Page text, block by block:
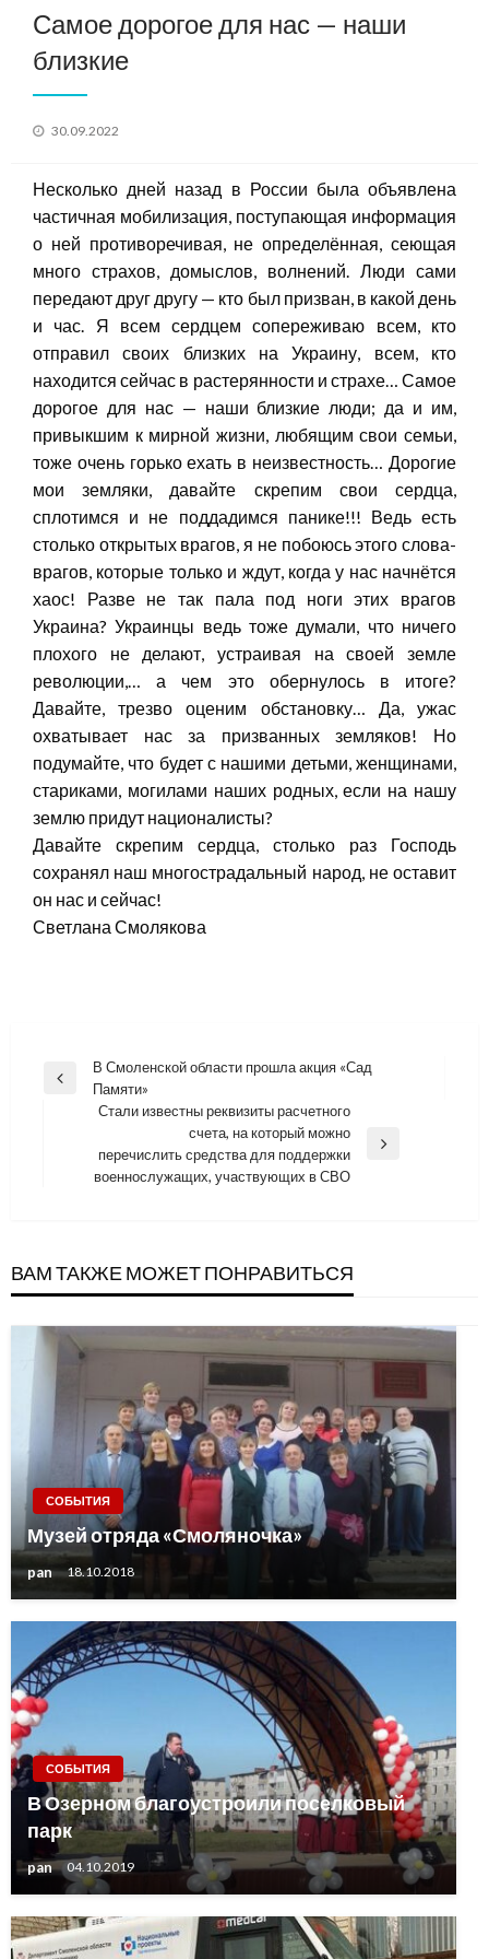
Самое дорогое для нас — наши
близкие
Posted
30.09.2022
Несколько дней назад в России была объявлена
частичная мобилизация, поступающая информация
о ней противоречивая, не определённая, сеющая
много страхов, домыслов, волнений. Люди сами
передают друг другу — кто был призван, в какой день
и час. Я всем сердцем сопереживаю всем, кто
отправил своих близких на Украину, всем, кто
находится сейчас в растерянности и страхе… Самое
дорогое для нас — наши близкие люди; да и им,
привыкшим к мирной жизни, любящим свои семьи,
тоже очень горько ехать в неизвестность… Дорогие
мои земляки, давайте скрепим свои сердца,
сплотимся и не поддадимся панике!!! Ведь есть
столько открытых врагов, я не побоюсь этого слова-
врагов, которые только и ждут, когда у нас начнётся
хаос! Разве не так пала под ноги этих врагов
Украина? Украинцы ведь тоже думали, что ничего
плохого не делают, устраивая на своей земле
революции,… а чем это обернулось в итоге?
Давайте, трезво оценим обстановку… Да, ужас
охватывает нас за призванных земляков! Но
подумайте, что будет с нашими детьми, женщинами,
стариками, могилами наших родных, если на нашу
землю придут националисты?
Давайте скрепим сердца, столько раз Господь
сохранял наш многострадальный народ, не оставит
он нас и сейчас!
Светлана Смолякова
Навигация
Previous
В Смоленской области прошла акция «Сад
Памяти»
Стали известны реквизиты расчетного
счета, на который можно
перечислить средства для поддержки
военнослужащих, участвующих в СВО
ВАМ ТАКЖЕ МОЖЕТ ПОНРАВИТЬСЯ
СОБЫТИЯ
Музей отряда «Смоляночка»
pan 18.10.2018
СОБЫТИЯ
В Озерном благоустроили поселковый
парк
pan 04.10.2019